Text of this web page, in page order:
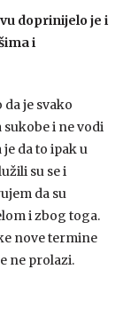
doprinijelo je i
i
je svako
i ne vodi
da to ipak u
su se i
da su
i zbog toga.
nove termine
ne prolazi.